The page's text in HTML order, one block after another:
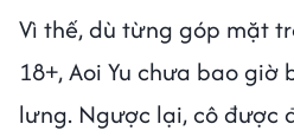
Vì thế, dù từng góp mặt
18+, Aoi Yu chưa bao
lưng. Ngược lại, cô được